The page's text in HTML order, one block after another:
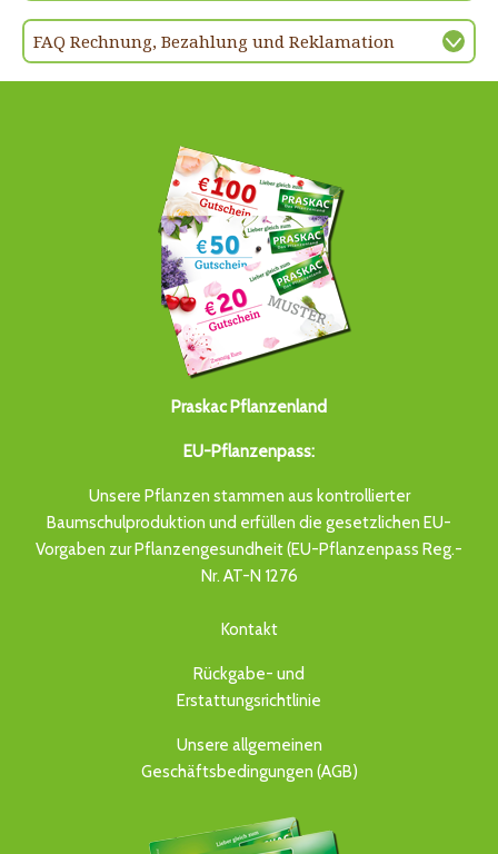
FAQ Rechnung, Bezahlung und Reklamation
Praskac Pflanzenland
EU-Pflanzenpass:
Unsere Pflanzen stammen aus kontrollierter
Baumschulproduktion und erfüllen die gesetzlichen EU-
Vorgaben zur Pflanzengesundheit (EU-Pflanzenpass Reg.-
Nr. AT-N 1276
Kontakt
Rückgabe- und
Erstattungsrichtlinie
Unsere allgemeinen
Geschäftsbedingungen (AGB)